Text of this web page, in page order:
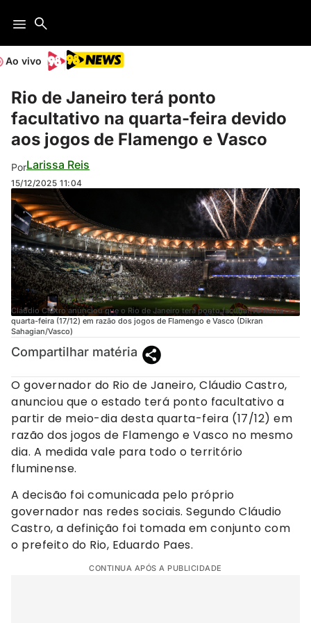
Ao vivo
Rio de Janeiro terá ponto
facultativo na quarta-feira devido
aos jogos de Flamengo e Vasco
PorLarissa Reis
15/12/2025 11:04
Cláudio Castro anunciou que o Rio de Janeiro terá ponto facultativo nesta
quarta-feira (17/12) em razão dos jogos de Flamengo e Vasco (Dikran
Sahagian/Vasco)
Compartilhar matéria
O governador do Rio de Janeiro, Cláudio Castro,
anunciou que o estado terá ponto facultativo a
partir de meio-dia desta quarta-feira (17/12) em
razão dos jogos de Flamengo e Vasco no mesmo
dia. A medida vale para todo o território
fluminense.
A decisão foi comunicada pelo próprio
governador nas redes sociais. Segundo Cláudio
Castro, a definição foi tomada em conjunto com
o prefeito do Rio, Eduardo Paes.
CONTINUA APÓS A PUBLICIDADE